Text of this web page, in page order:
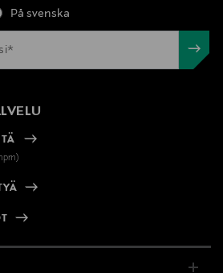
På svenska